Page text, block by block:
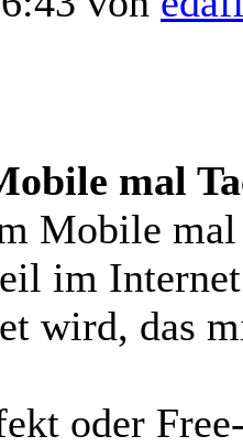
mal
Mobile
im
wird, das
oder